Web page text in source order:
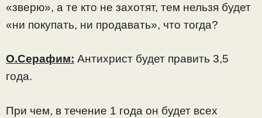
«зверю», а те кто не захотят, тем нельзя будет
«ни покупать, ни продавать», что тогда?
О.Серафим: Антихрист будет править 3,5
года.
При чем, в течение 1 года он будет всех